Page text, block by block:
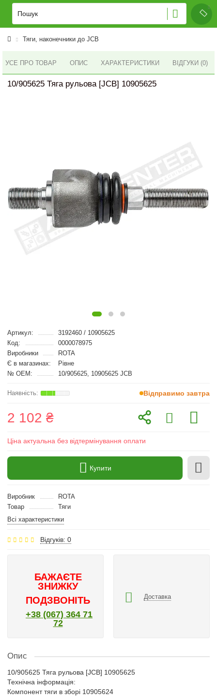
Тяги, наконечники до JCB
УСЕ ПРО ТОВАР ОПИС ХАРАКТЕРИСТИКИ ВІДГУКИ (0)
10/905625 Тяга рульова [JCB] 10905625
Артикул:
3192460 / 10905625
Код:
0000078975
Виробники
ROTA
Є в магазинах:
Рівне
№ OEM:
10/905625, 10905625 JCB
Відправимо завтра
2 102 ₴
Ціна актуальна без відтермінування оплати
Купити
Виробник
ROTA
Товар
Тяги
Всі характеристики
Відгуків: 0
БАЖАЄТЕ
ЗНИЖКУ
ПОДЗВОНІТЬ
+38 (067) 364 71
72
Доставка
Опис
10/905625 Тяга рульова [JCB] 10905625
Технічна інформація:
Компонент тяги в зборі 10905624